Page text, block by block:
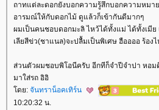
ถาทแต่ละดอกยังบอกความรู้สึกบอกความหมา
อารมณ์ให้กับดอกไม้ ดูแล้วก็เข้ากันดีมากๆ
ผมเป็นคนชอบดอกมะลิ ไหว้ได้ทั้งแม่ ได้ทั้งเมี
เลียสีข่ว(ชาแนล)จะปลื้มเป็นพิเศษ ฮืออออ ร้องไ
ส่วนตัวผมชอบพิโอนีครับ อีกทีก็จำปีจำปา หอม
มาใส่รถ อิอิ
ดย: จันทราน็อคเทิร์น
10:20:32 น.